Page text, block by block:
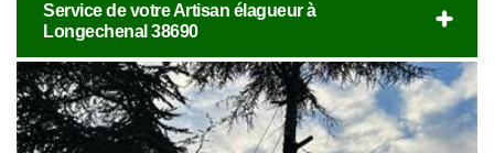
Service de votre Artisan élagueur à
Longechenal 38690